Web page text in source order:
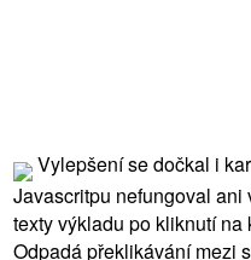
Vylepšení se dočkal i
Javascritpu nefungoval
texty výkladu po kliknutí
Odpadá překlikávání mezi